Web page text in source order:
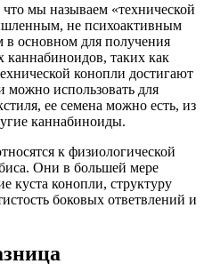
мы называем «технической
не психоактивным
в основном для получения
таких как
конопли достигают
использовать для
ее семена можно есть, из
каннабиноиды.
к физиологической
Они в большей мере
куста конопли, структуру
боковых ответвлений и